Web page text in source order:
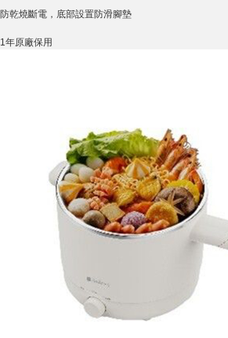
防乾燒斷電，底部設置防滑腳墊
1年原廠保用